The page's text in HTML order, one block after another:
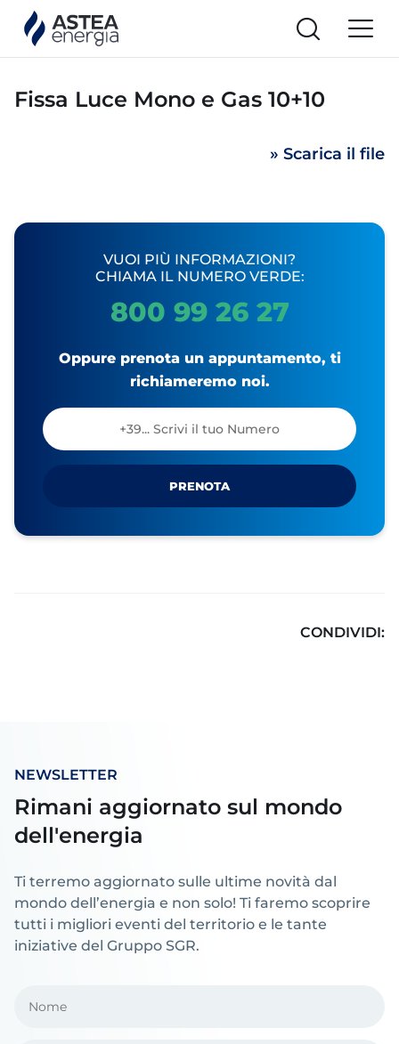
Fissa Luce Mono e Gas 10+10
» Scarica il file
VUOI PIÙ INFORMAZIONI?
CHIAMA IL NUMERO VERDE:
800 99 26 27
Oppure prenota un appuntamento, ti
richiameremo noi.
PRENOTA
CONDIVIDI:
NEWSLETTER
Rimani aggiornato sul mondo
dell'energia
Ti terremo aggiornato sulle ultime novità dal
mondo dell’energia e non solo! Ti faremo scoprire
tutti i migliori eventi del territorio e le tante
iniziative del Gruppo SGR.